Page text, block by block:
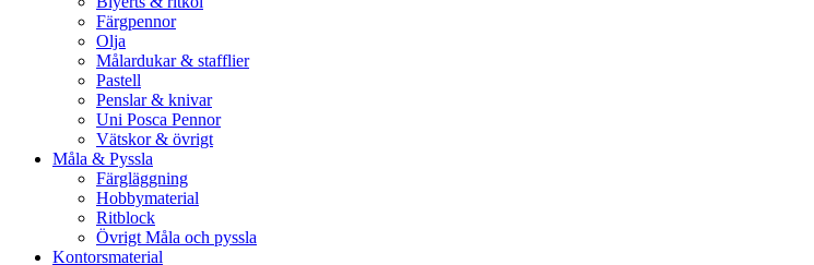
Färgpennor
Olja
Målardukar & stafflier
Pastell
Penslar & knivar
Uni Posca Pennor
Vätskor & övrigt
Måla & Pyssla
Färgläggning
Hobbymaterial
Ritblock
Övrigt Måla och pyssla
Kontorsmaterial